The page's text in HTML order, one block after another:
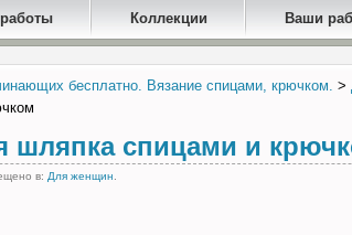
Коллекции Ваши
бесплатно. Вязание спицами, крючком. >
шляпка спицами и
в: Для женщин